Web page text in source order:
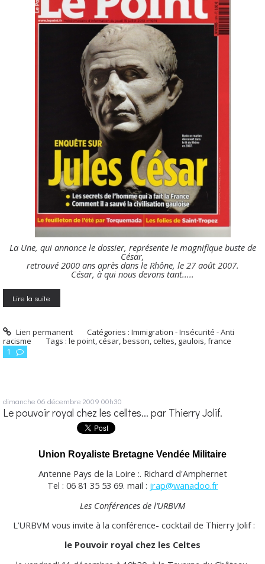
La Une, qui annonce le dossier, représente le magnifique buste de
César,
retrouvé 2000 ans après dans le Rhône, le 27 août 2007.
César, à qui nous devons tant.....
Lire la suite
Lien permanent Catégories :Immigration - Insécurité - Anti
racisme
Tags : le point,césar,besson,celtes, gaulois,france
1
dimanche 06 décembre 2009 00h30
Le pouvoir royal chez les celltes... par Thierry Jolif.
Union Royaliste Bretagne Vendée Militaire
Antenne Pays de la Loire :. Richard d'Amphernet
Tel : 06 81 35 53 69. mail : jrap@wanadoo.fr
Les Conférences de l’URBVM
L’URBVM vous invite à la conférence- cocktail de Thierry Jolif :
le Pouvoir royal chez les Celtes